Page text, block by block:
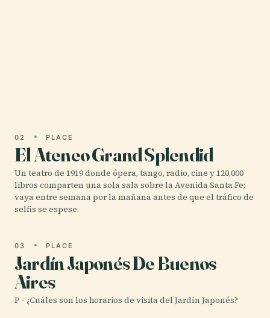
02 PLACE
El Ateneo Grand Splendid
Un teatro de 1919 donde ópera, tango, radio, cine y 120,000
libros comparten una sola sala sobre la Avenida Santa Fe;
vaya entre semana por la mañana antes de que el tráfico de
selfis se espese.
03 PLACE
Jardín Japonés De Buenos
Aires
P - ¿Cuáles son los horarios de visita del Jardín Japonés?